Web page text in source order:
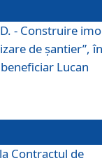
- Construire
de șantier”, în
Lucan
Contractul de